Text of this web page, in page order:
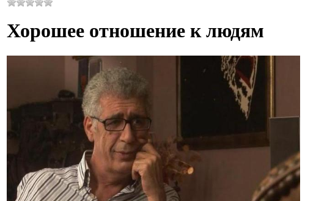
Хорошее отношение к людям